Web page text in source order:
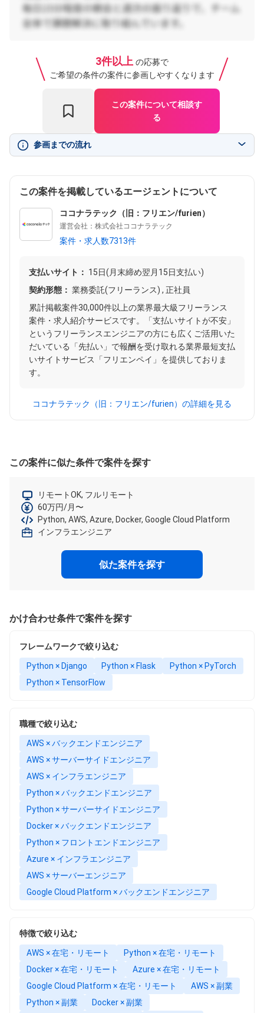
3件以上 の応募で
ご希望の条件の案件に参画しやすくなります
この案件について相談す
る
参画までの流れ
この案件を掲載しているエージェントについて
ココナラテック（旧：フリエン/furien）
運営会社：株式会社ココナラテック
案件・求人数7313件
支払いサイト： 15日(月末締め翌月15日支払い)
契約形態： 業務委託(フリーランス) , 正社員
累計掲載案件30,000件以上の業界最大級フリーランス
案件・求人紹介サービスです。「支払いサイトが不安」
というフリーランスエンジニアの方にも広くご活用いた
だいている「先払い」で報酬を受け取れる業界最短支払
いサイトサービス「フリエンペイ」を提供しておりま
す。
ココナラテック（旧：フリエン/furien）の詳細を見る
この案件に似た条件で案件を探す
リモートOK, フルリモート
60万円/月〜
Python, AWS, Azure, Docker, Google Cloud Platform
インフラエンジニア
似た案件を探す
かけ合わせ条件で案件を探す
フレームワークで絞り込む
Python × Django Python × Flask
Python × PyTorch
Python × TensorFlow
職種で絞り込む
AWS × バックエンドエンジニア
AWS × サーバーサイドエンジニア
AWS × インフラエンジニア
Python × バックエンドエンジニア
Python × サーバーサイドエンジニア
Docker × バックエンドエンジニア
Python × フロントエンドエンジニア
Azure × インフラエンジニア
AWS × サーバーエンジニア
Google Cloud Platform × バックエンドエンジニア
特徴で絞り込む
AWS × 在宅・リモート
Python × 在宅・リモート
Docker × 在宅・リモート
Azure × 在宅・リモート
Google Cloud Platform × 在宅・リモート
AWS × 副業
Python × 副業
Docker × 副業